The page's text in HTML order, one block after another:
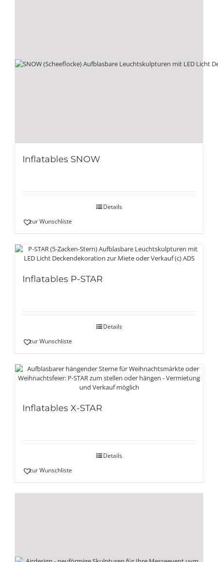
Inflatables SNOW
Details
zur Wunschliste
Inflatables P-STAR
Details
zur Wunschliste
Inflatables X-STAR
Details
zur Wunschliste